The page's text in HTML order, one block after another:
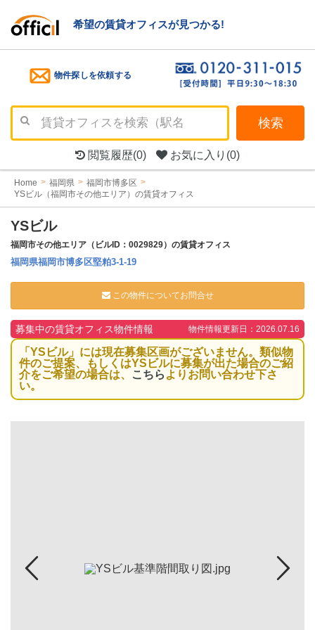
希望の賃貸オフィスが見つかる!
物件探しを依頼する
検索
閲覧履歴(0) お気に入り (0)
Home 福岡県
福岡市博多区
YSビル（福岡市その他エリア）の賃貸オフィス
YSビル
福岡市その他エリア（ビルID：0029829）の賃貸オフィス
福岡県福岡市博多区堅粕3-1-19
この物件についてお問合せ
募集中の賃貸オフィス物件情報 物件情報更新日：2026.07.16
「YSビル」には現在募集区画がございません。類似物
件のご提案、もしくはYSビルに募集が出た場合のご紹
介をご希望の場合は、
こちら よりお問い合わせ下さ
い。